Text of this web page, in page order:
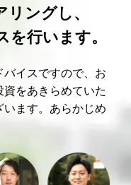
ングし、
行います。
イスですので、お
をあきらめていた
ます。あらかじめ